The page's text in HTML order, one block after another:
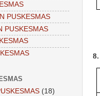
8.
PUSKESMAS
PUSKESMAS
(18)